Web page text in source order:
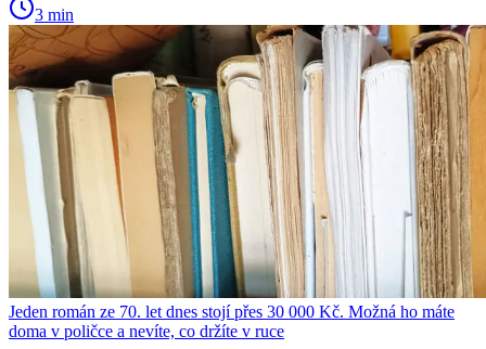
3 min
Jeden román ze 70. let dnes stojí přes 30 000 Kč. Možná ho máte
doma v poličce a nevíte, co držíte v ruce